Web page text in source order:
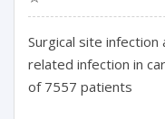
Surgical site
related infection in
of 7557 patients